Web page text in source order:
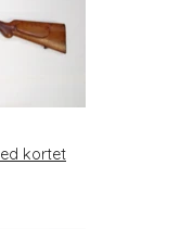
kortet